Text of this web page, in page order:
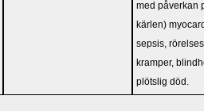
med påverkan
kärlen)
sepsis,
kramper,
plötslig död.